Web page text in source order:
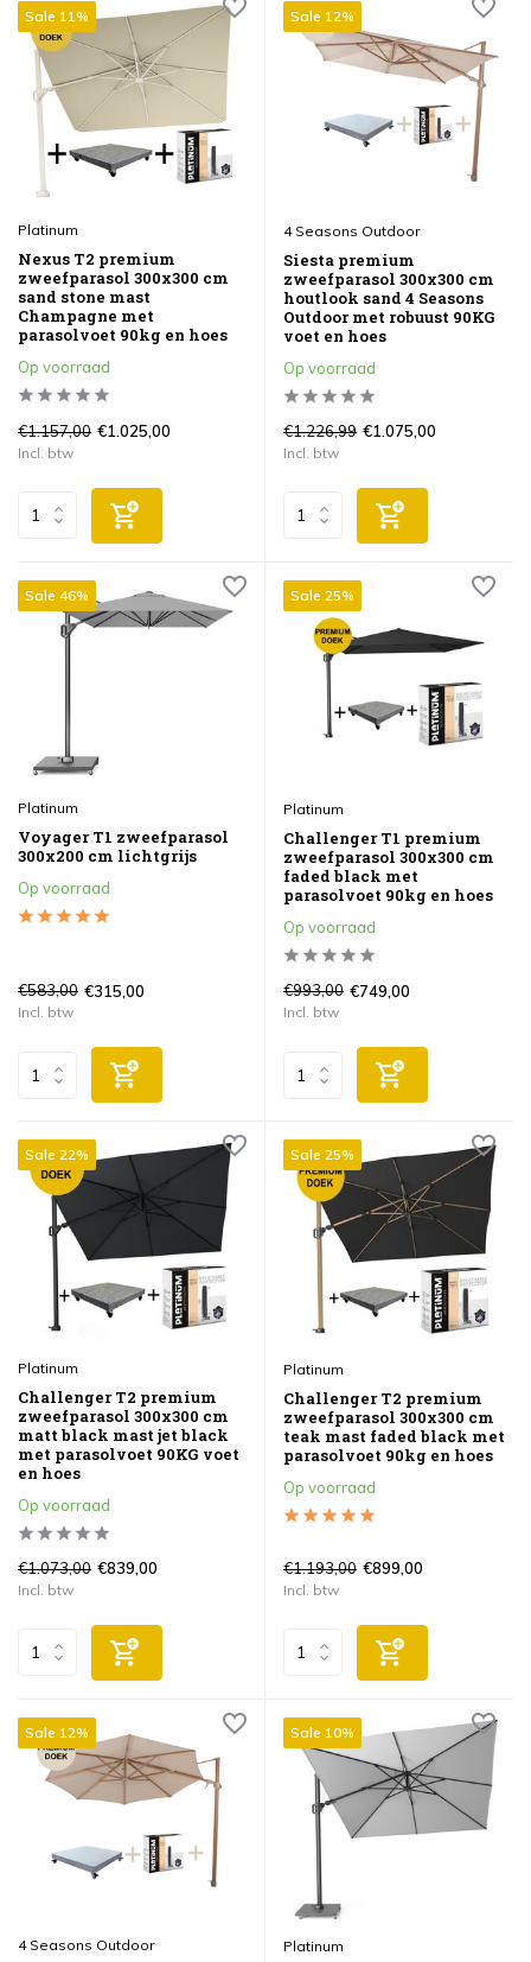
Sale 11%
Platinum
Nexus T2 premium
zweefparasol 300x300 cm
sand stone mast
Champagne met
parasolvoet 90kg en hoes
Op voorraad
€1.157,00 €1.025,00
Incl. btw
Sale 12%
4 Seasons Outdoor
Siesta premium
zweefparasol 300x300 cm
houtlook sand 4 Seasons
Outdoor met robuust 90KG
voet en hoes
Op voorraad
€1.226,99 €1.075,00
Incl. btw
Sale 46%
Platinum
Voyager T1 zweefparasol
300x200 cm lichtgrijs
Op voorraad
€583,00 €315,00
Incl. btw
Sale 25%
Platinum
Challenger T1 premium
zweefparasol 300x300 cm
faded black met
parasolvoet 90kg en hoes
Op voorraad
€993,00 €749,00
Incl. btw
Sale 22%
Platinum
Challenger T2 premium
zweefparasol 300x300 cm
matt black mast jet black
met parasolvoet 90KG voet
en hoes
Op voorraad
€1.073,00 €839,00
Incl. btw
Sale 25%
Platinum
Challenger T2 premium
zweefparasol 300x300 cm
teak mast faded black met
parasolvoet 90kg en hoes
Op voorraad
€1.193,00 €899,00
Incl. btw
Sale 12%
4 Seasons Outdoor
Sale 10%
Platinum